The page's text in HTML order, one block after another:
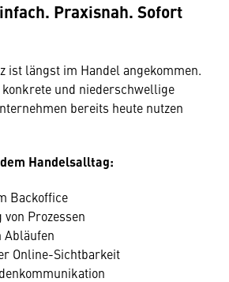
Praxisnah. Sofort
ist längst im Handel angekommen.
und niederschwellige
bereits heute nutzen
Handelsalltag:
Backoffice
Prozessen
Abläufen
Online-Sichtbarkeit